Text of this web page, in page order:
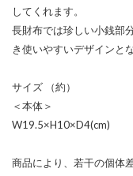
してくれます。
長財布では珍しい小銭部
き使いやすいデザインと
サイズ （約）
＜本体＞
W19.5×H10×D4(cm)
商品により、若干の個体